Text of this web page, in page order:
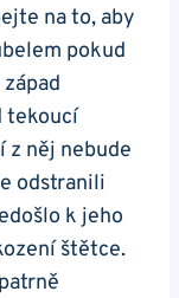
na to, ‌aby
pokud
tekoucí
​z⁢ něj nebude
odstranili‌
k jeho
štětce.